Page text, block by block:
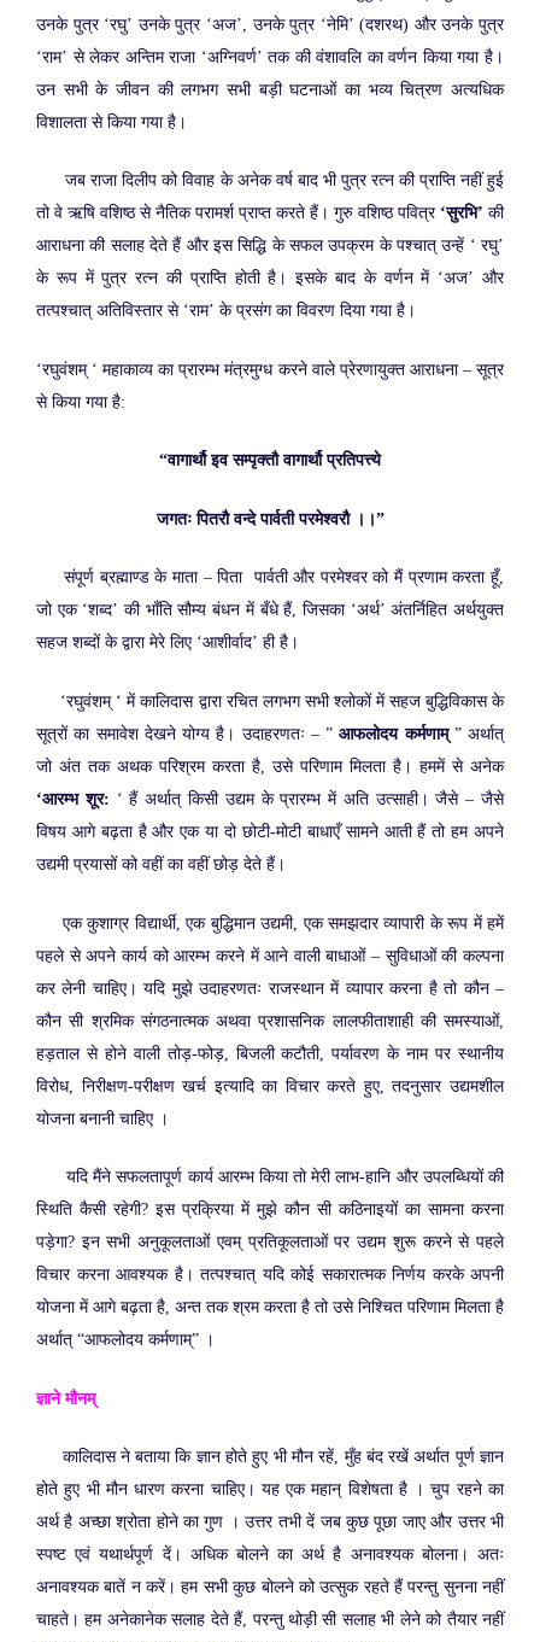
उनके पुत्र ‘रघु’ उनके पुत्र ‘अज’, उनके पुत्र ‘नेमि’ (दशरथ) और उनके पुत्र
‘राम’ से लेकर अन्तिम राजा ‘अग्निवर्ण’ तक की वंशावलि का वर्णन किया गया है।
उन सभी के जीवन की लगभग सभी बड़ी घटनाओं का भव्य चित्रण अत्यधिक
विशालता से किया गया है।
जब राजा दिलीप को विवाह के अनेक वर्ष बाद भी पुत्र रत्न की प्राप्ति नहीं हुई
तो वे ऋषि वशिष्ठ से नैतिक परामर्श प्राप्त करते हैं। गुरु वशिष्ठ पवित्र ‘सुरभि’ की
आराधना की सलाह देते हैं और इस सिद्धि के सफल उपक्रम के पश्चात् उन्हें ‘ रघु’
के रूप में पुत्र रत्न की प्राप्ति होती है। इसके बाद के वर्णन में ‘अज’ और
तत्पश्चात् अतिविस्तार से ‘राम’ के प्रसंग का विवरण दिया गया है।
‘रघुवंशम् ‘ महाकाव्य का प्रारम्भ मंत्रमुग्ध करने वाले प्रेरणायुक्त आराधना – सूत्र
से किया गया है:
“वागार्थौ इव सम्पृक्तौ वागार्थौ प्रतिपत्त्ये
जगतः पितरौ वन्दे पार्वती परमेश्वरौ ।।”
संपूर्ण ब्रह्माण्ड के माता – पिता पार्वती और परमेश्वर को मैं प्रणाम करता हूँ,
जो एक ‘शब्द’ की भाँति सौम्य बंधन में बँधे हैं, जिसका ‘अर्थ’ अंतर्निहित अर्थयुक्त
सहज शब्दों के द्वारा मेरे लिए ‘आशीर्वाद’ ही है।
‘रघुवंशम् ‘ में कालिदास द्वारा रचित लगभग सभी श्लोकों में सहज बुद्धिविकास के
सूत्रों का समावेश देखने योग्य है। उदाहरणतः – ”आफलोदय कर्मणाम्” अर्थात्
जो अंत तक अथक परिश्रम करता है, उसे परिणाम मिलता है। हममें से अनेक
‘आरम्भ शूर: ‘ हैं अर्थात् किसी उद्यम के प्रारम्भ में अति उत्साही। जैसे – जैसे
विषय आगे बढ़ता है और एक या दो छोटी-मोटी बाधाएँ सामने आती हैं तो हम अपने
उद्यमी प्रयासों को वहीं का वहीं छोड़ देते हैं।
एक कुशाग्र विद्यार्थी, एक बुद्धिमान उद्यमी, एक समझदार व्यापारी के रूप में हमें
पहले से अपने कार्य को आरम्भ करने में आने वाली बाधाओं – सुविधाओं की कल्पना
कर लेनी चाहिए। यदि मुझे उदाहरणतः राजस्थान में व्यापार करना है तो कौन –
कौन सी श्रमिक संगठनात्मक अथवा प्रशासनिक लालफीताशाही की समस्याओं,
हड़ताल से होने वाली तोड़-फोड़, बिजली कटौती, पर्यावरण के नाम पर स्थानीय
विरोध, निरीक्षण-परीक्षण खर्च इत्यादि का विचार करते हुए, तदनुसार उद्यमशील
योजना बनानी चाहिए ।
यदि मैंने सफलतापूर्ण कार्य आरम्भ किया तो मेरी लाभ-हानि और उपलब्धियों की
स्थिति कैसी रहेगी? इस प्रक्रिया में मुझे कौन सी कठिनाइयों का सामना करना
पड़ेगा? इन सभी अनुकूलताओं एवम् प्रतिकूलताओं पर उद्यम शुरू करने से पहले
विचार करना आवश्यक है। तत्पश्चात् यदि कोई सकारात्मक निर्णय करके अपनी
योजना में आगे बढ़ता है, अन्त तक श्रम करता है तो उसे निश्चित परिणाम मिलता है
अर्थात् “आफलोदय कर्मणाम्” ।
ज्ञाने मौनम्
कालिदास ने बताया कि ज्ञान होते हुए भी मौन रहें, मुँह बंद रखें अर्थात पूर्ण ज्ञान
होते हुए भी मौन धारण करना चाहिए। यह एक महान् विशेषता है । चुप रहने का
अर्थ है अच्छा श्रोता होने का गुण । उत्तर तभी दें जब कुछ पूछा जाए और उत्तर भी
स्पष्ट एवं यथार्थपूर्ण दें। अधिक बोलने का अर्थ है अनावश्यक बोलना। अतः
अनावश्यक बातें न करें। हम सभी कुछ बोलने को उत्सुक रहते हैं परन्तु सुनना नहीं
चाहते। हम अनेकानेक सलाह देते हैं, परन्तु थोड़ी सी सलाह भी लेने को तैयार नहीं